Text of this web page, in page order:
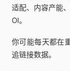
适配、内容产能
OI。
你可能每天都在
追链接数据。